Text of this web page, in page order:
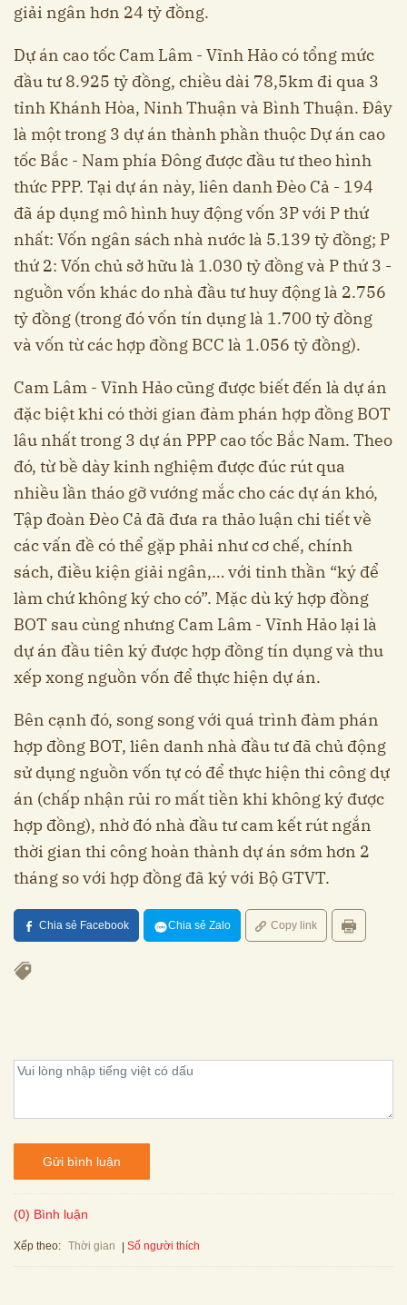
giải ngân hơn 24 tỷ đồng.
Dự án cao tốc Cam Lâm - Vĩnh Hảo có tổng mức
đầu tư 8.925 tỷ đồng, chiều dài 78,5km đi qua 3
tỉnh Khánh Hòa, Ninh Thuận và Bình Thuận. Đây
là một trong 3 dự án thành phần thuộc Dự án cao
tốc Bắc - Nam phía Đông được đầu tư theo hình
thức PPP. Tại dự án này, liên danh Đèo Cả - 194
đã áp dụng mô hình huy động vốn 3P với P thứ
nhất: Vốn ngân sách nhà nước là 5.139 tỷ đồng; P
thứ 2: Vốn chủ sở hữu là 1.030 tỷ đồng và P thứ 3 -
nguồn vốn khác do nhà đầu tư huy động là 2.756
tỷ đồng (trong đó vốn tín dụng là 1.700 tỷ đồng
và vốn từ các hợp đồng BCC là 1.056 tỷ đồng).
Cam Lâm - Vĩnh Hảo cũng được biết đến là dự án
đặc biệt khi có thời gian đàm phán hợp đồng BOT
lâu nhất trong 3 dự án PPP cao tốc Bắc Nam. Theo
đó, từ bề dày kinh nghiệm được đúc rút qua
nhiều lần tháo gỡ vướng mắc cho các dự án khó,
Tập đoàn Đèo Cả đã đưa ra thảo luận chi tiết về
các vấn đề có thể gặp phải như cơ chế, chính
sách, điều kiện giải ngân,… với tinh thần “ký để
làm chứ không ký cho có”. Mặc dù ký hợp đồng
BOT sau cùng nhưng Cam Lâm - Vĩnh Hảo lại là
dự án đầu tiên ký được hợp đồng tín dụng và thu
xếp xong nguồn vốn để thực hiện dự án.
Bên cạnh đó, song song với quá trình đàm phán
hợp đồng BOT, liên danh nhà đầu tư đã chủ động
sử dụng nguồn vốn tự có để thực hiện thi công dự
án (chấp nhận rủi ro mất tiền khi không ký được
hợp đồng), nhờ đó nhà đầu tư cam kết rút ngắn
thời gian thi công hoàn thành dự án sớm hơn 2
tháng so với hợp đồng đã ký với Bộ GTVT.
Chia sẻ Facebook Chia sẻ Zalo Copy link
Gửi bình luận
(0) Bình luận
Xếp theo: Thời gian Số người thích